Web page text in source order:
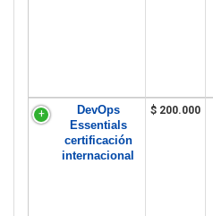
DevOps
Essentials
certificación
internacional
$ 200.000